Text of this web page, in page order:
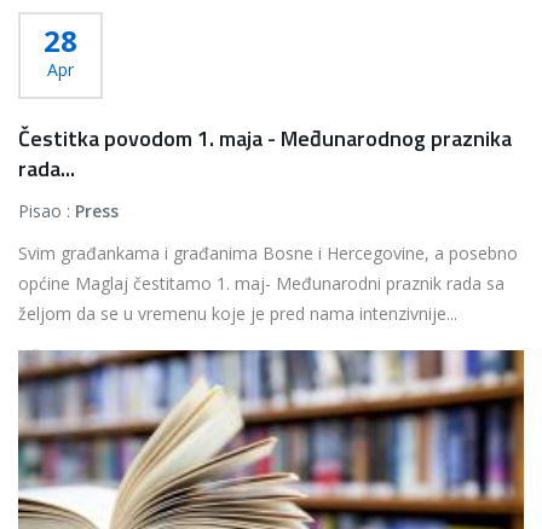
28
Apr
Čestitka povodom 1. maja - Međunarodnog praznika
rada...
Pisao : Press
Svim građankama i građanima Bosne i Hercegovine, a posebno
općine Maglaj čestitamo 1. maj- Međunarodni praznik rada sa
željom da se u vremenu koje je pred nama intenzivnije...
Više...